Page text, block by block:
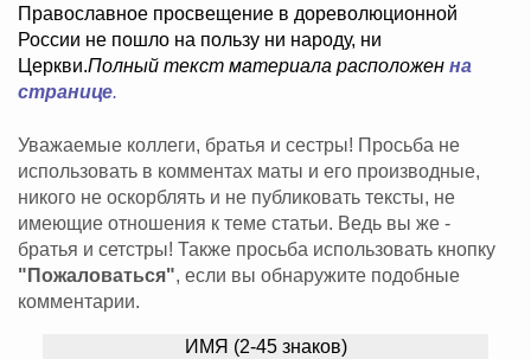
Православное просвещение в дореволюционной
России не пошло на пользу ни народу, ни
Церкви.Полный текст материала расположен на
странице.
Уважаемые коллеги, братья и сестры! Просьба не
использовать в комментах маты и его производные,
никого не оскорблять и не публиковать тексты, не
имеющие отношения к теме статьи. Ведь вы же -
братья и сетстры! Также просьба использовать кнопку
"Пожаловаться", если вы обнаружите подобные
комментарии.
ИМЯ (2-45 знаков)